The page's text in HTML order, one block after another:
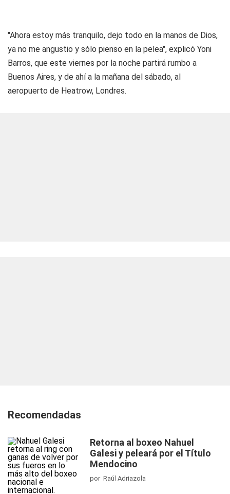
"Ahora estoy más tranquilo, dejo todo en la manos de Dios,
ya no me angustio y sólo pienso en la pelea", explicó Yoni
Barros, que este viernes por la noche partirá rumbo a
Buenos Aires, y de ahí a la mañana del sábado, al
aeropuerto de Heatrow, Londres.
Recomendadas
Retorna al boxeo Nahuel
Galesi y peleará por el Título
Mendocino
por Raúl Adriazola